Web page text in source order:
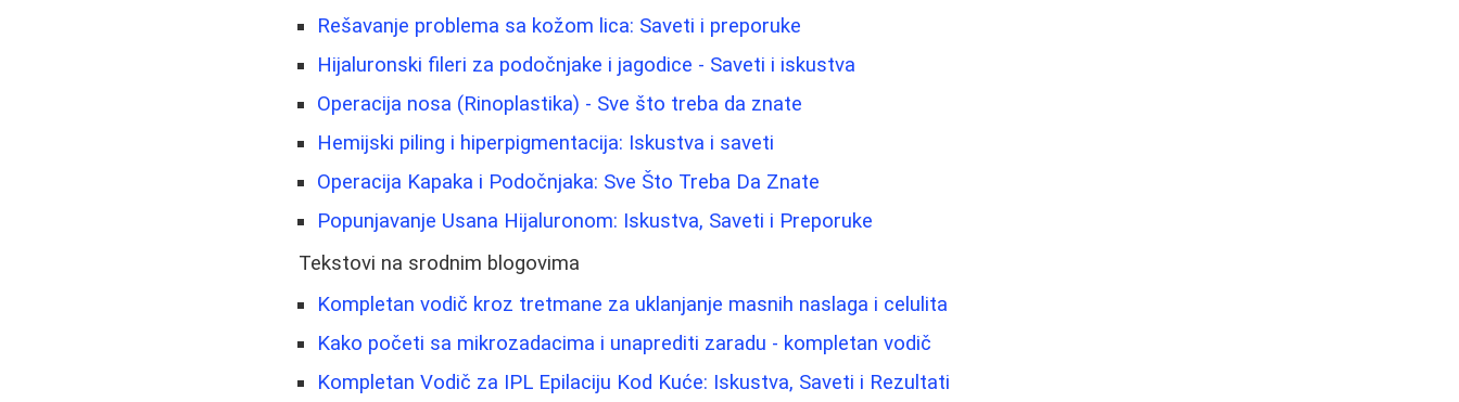
Rešavanje problema sa kožom lica: Saveti i preporuke
Hijaluronski fileri za podočnjake i jagodice - Saveti i iskustva
Operacija nosa (Rinoplastika) - Sve što treba da znate
Hemijski piling i hiperpigmentacija: Iskustva i saveti
Operacija Kapaka i Podočnjaka: Sve Što Treba Da Znate
Popunjavanje Usana Hijaluronom: Iskustva, Saveti i Preporuke
Tekstovi na srodnim blogovima
Kompletan vodič kroz tretmane za uklanjanje masnih naslaga i celulita
Kako početi sa mikrozadacima i unaprediti zaradu - kompletan vodič
Kompletan Vodič za IPL Epilaciju Kod Kuće: Iskustva, Saveti i Rezultati